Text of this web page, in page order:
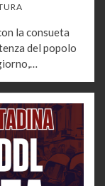
la consueta
del popolo